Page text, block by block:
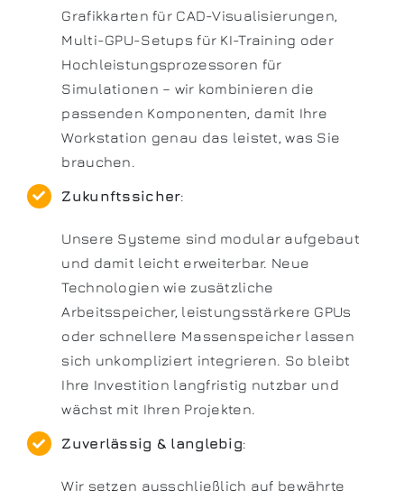
Grafikkarten für CAD-Visualisierungen,
Multi-GPU-Setups für KI-Training oder
Hochleistungsprozessoren für
Simulationen – wir kombinieren die
passenden Komponenten, damit Ihre
Workstation genau das leistet, was Sie
brauchen.
Zukunftssicher:
Unsere Systeme sind modular aufgebaut
und damit leicht erweiterbar. Neue
Technologien wie zusätzliche
Arbeitsspeicher, leistungsstärkere GPUs
oder schnellere Massenspeicher lassen
sich unkompliziert integrieren. So bleibt
Ihre Investition langfristig nutzbar und
wächst mit Ihren Projekten.
Zuverlässig & langlebig:
Wir setzen ausschließlich auf bewährte